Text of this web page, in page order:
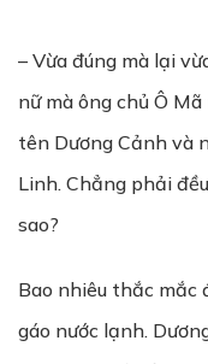
– Vừa đúng mà lại
nữ mà ông chủ Ô
tên Dương Cảnh và
Linh. Chẳng phải
sao?
Bao nhiêu thắc mắc
gáo nước lạnh.